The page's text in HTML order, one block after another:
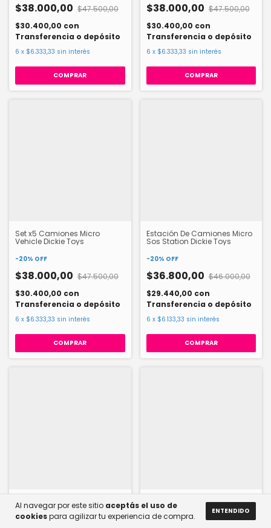
Al navegar por este sitio aceptás el uso de
cookiespara agilizar tu experiencia de compra.
ENTENDIDO
$38.000,00 $47.500,00
$30.400,00 con
Transferencia o depósito
6 x $6.333,33 sin interés
$38.000,00 $47.500,00
$30.400,00 con
Transferencia o depósito
6 x $6.333,33 sin interés
Set x5 Camiones Micro
Vehicle Dickie Toys
-20% OFF
$38.000,00 $47.500,00
$30.400,00 con
Transferencia o depósito
6 x $6.333,33 sin interés
Estación De Camiones Micro
Sos Station Dickie Toys
-20% OFF
$36.800,00 $46.000,00
$29.440,00 con
Transferencia o depósito
6 x $6.133,33 sin interés
Set De Camiones Micro Sos
Playset Dickie
Camión de Bomberos con
Luz y Sonido Dickie Toys
203306020